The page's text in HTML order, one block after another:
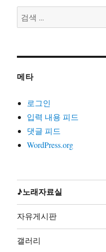
19. 노동악법철폐가(글곡
집1992)
20. 노동의땅에(글곡편 김
23. 노동자선언(글곡 김호
호철,노래 지민주,2013)
27. 농민가(곡편 김호철,노
31. 동지(글곡 박철환,편
2006)
32. 동지가있기에(글곡편
검
색:
메타
로그인
입력 내용 피드
댓글 피드
WordPress.org
♪노래자료실
자유게시판
갤러리